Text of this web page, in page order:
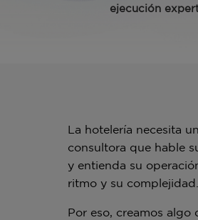
ejecución
La hotelería necesita
consultora que hable
y entienda su
ritmo y su complejidad.
Por eso, creamos algo